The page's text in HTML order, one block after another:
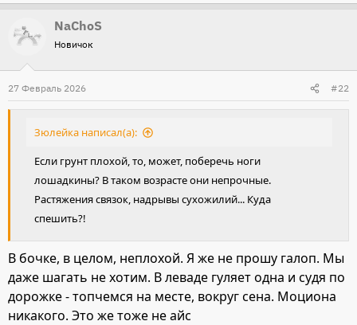
NaChoS
Новичок
27 Февраль 2026 #22
Зюлейка написал(а):
Если грунт плохой, то, может, поберечь ноги
лошадкины? В таком возрасте они непрочные.
Растяжения связок, надрывы сухожилий... Куда
спешить?!
В бочке, в целом, неплохой. Я же не прошу галоп. Мы
даже шагать не хотим. В леваде гуляет одна и судя по
дорожке - топчемся на месте, вокруг сена. Моциона
никакого. Это же тоже не айс